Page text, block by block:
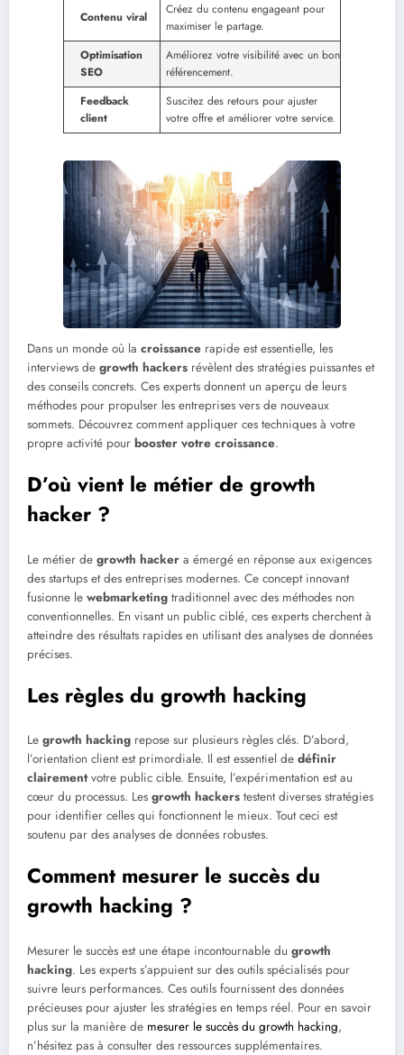
Contenu viral
Créez du contenu engageant pour
maximiser le partage.
Optimisation
SEO
Améliorez votre visibilité avec un bon
référencement.
Feedback
client
Suscitez des retours pour ajuster
votre offre et améliorer votre service.
Dans un monde où la croissance rapide est essentielle, les
interviews de growth hackers révèlent des stratégies puissantes et
des conseils concrets. Ces experts donnent un aperçu de leurs
méthodes pour propulser les entreprises vers de nouveaux
sommets. Découvrez comment appliquer ces techniques à votre
propre activité pour booster votre croissance.
D’où vient le métier de growth
hacker ?
Le métier de growth hacker a émergé en réponse aux exigences
des startups et des entreprises modernes. Ce concept innovant
fusionne le webmarketing traditionnel avec des méthodes non
conventionnelles. En visant un public ciblé, ces experts cherchent à
atteindre des résultats rapides en utilisant des analyses de données
précises.
Les règles du growth hacking
Le growth hacking repose sur plusieurs règles clés. D’abord,
l’orientation client est primordiale. Il est essentiel de définir
clairementvotre public cible. Ensuite, l’expérimentation est au
cœur du processus. Les growth hackers testent diverses stratégies
pour identifier celles qui fonctionnent le mieux. Tout ceci est
soutenu par des analyses de données robustes.
Comment mesurer le succès du
growth hacking ?
Mesurer le succès est une étape incontournable du growth
hacking. Les experts s’appuient sur des outils spécialisés pour
suivre leurs performances. Ces outils fournissent des données
précieuses pour ajuster les stratégies en temps réel. Pour en savoir
plus sur la manière de mesurer le succès du growth hacking,
n’hésitez pas à consulter des ressources supplémentaires.